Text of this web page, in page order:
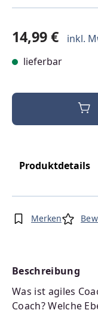
14,99 € inkl.
lieferbar
Produktdetails
Merken
Beschreibung
Was ist agiles
Coach? Welche